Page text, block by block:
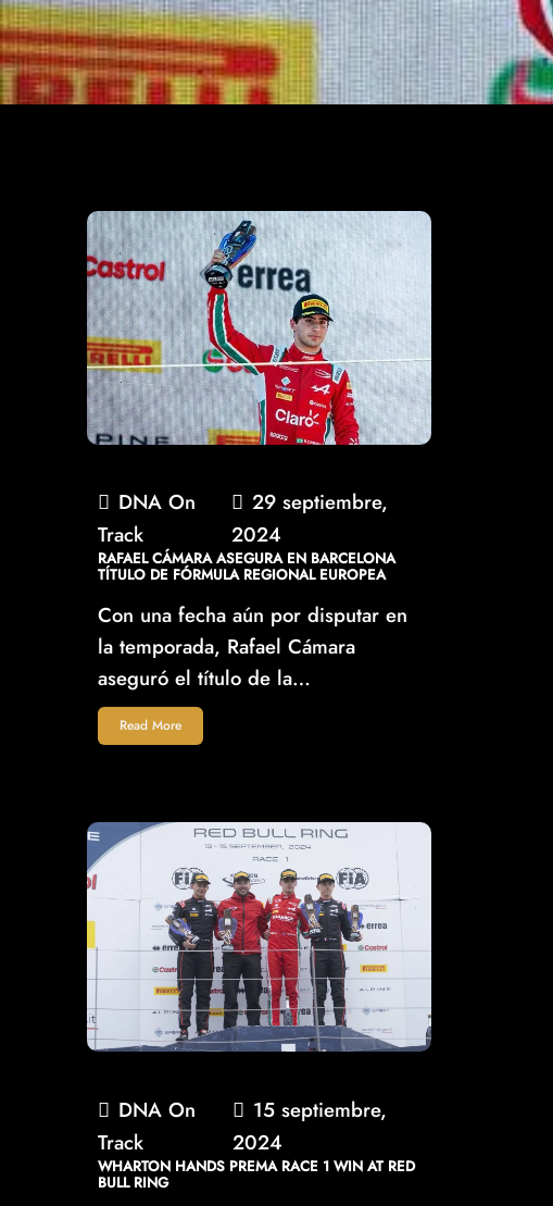
DNA On
Track
29 septiembre,
2024
RAFAEL CÁMARA ASEGURA EN BARCELONA
TÍTULO DE FÓRMULA REGIONAL EUROPEA
Con una fecha aún por disputar en
la temporada, Rafael Cámara
aseguró el título de la…
Read More
DNA On
Track
15 septiembre,
2024
WHARTON HANDS PREMA RACE 1 WIN AT RED
BULL RING